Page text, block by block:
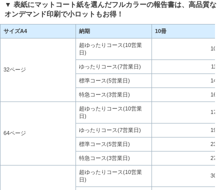
▼ 表紙にマットコート紙を選んだフルカラーの報告書は、高品質な
オンデマンド印刷で小ロットもお得！
サイズA4 納期 10冊
32ページ
超ゆったりコース(10営業
日)
ゆったりコース(7営業日)
標準コース(5営業日)
特急コース(3営業日)
64ページ
超ゆったりコース(10営業
日)
ゆったりコース(7営業日)
標準コース(5営業日)
特急コース(3営業日)
超ゆったりコース(10営業
日)